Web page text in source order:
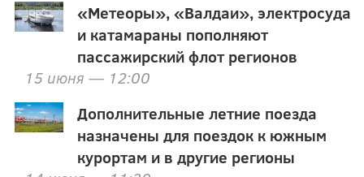
«Метеоры», «Валдаи», электросуда
и катамараны пополняют
пассажирский флот регионов
15 июня — 12:00
Дополнительные летние поезда
назначены для поездок к южным
курортам и в другие регионы